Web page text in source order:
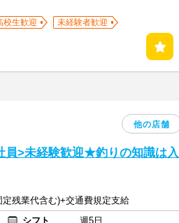
校生歓迎 未経験者歓迎
他の店舗
員>未経験歓迎★釣りの知識は入
残業代含む)+交通費規定支給
シフト
週5日